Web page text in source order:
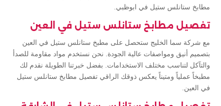
مطابخ ستانلس ستيل في ابوظبي.
تفصيل مطابخ ستانلس ستيل في العين
مع شركة سما الخليج ستحصل على مطبخ ستانلس ستيل في العين
بتصميم أنيق ومواصفات عالية الجودة. نحن نستخدم مواد مقاومة للصدأ
والتآكل لتناسب مختلف الاستخدامات. بفضل خبرتنا الطويلة نقدم لك
مطبخاً عملياً ومتيناً يعكس ذوقك الراقي تفصيل مطابخ ستانلس ستيل
في العين.